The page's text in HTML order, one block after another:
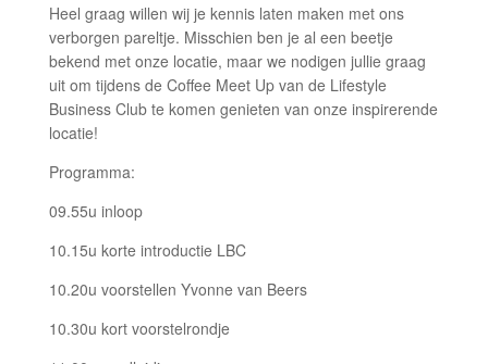
Heel graag willen wij je kennis laten maken met ons
verborgen pareltje. Misschien ben je al een beetje
bekend met onze locatie, maar we nodigen jullie graag
uit om tijdens de Coffee Meet Up van de Lifestyle
Business Club te komen genieten van onze inspirerende
locatie!
Programma:
09.55u inloop
10.15u korte introductie LBC
10.20u voorstellen Yvonne van Beers
10.30u kort voorstelrondje